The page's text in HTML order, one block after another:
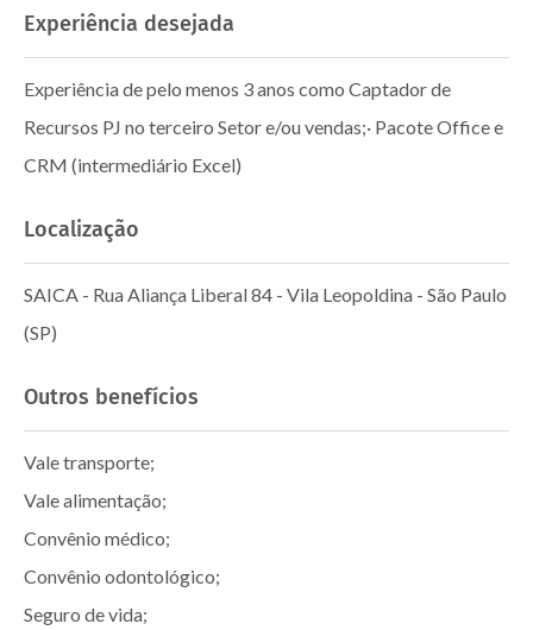
Experiência desejada
Experiência de pelo menos 3 anos como Captador de
Recursos PJ no terceiro Setor e/ou vendas;· Pacote Office e
CRM (intermediário Excel)
Localização
SAICA - Rua Aliança Liberal 84 - Vila Leopoldina - São Paulo
(SP)
Outros benefícios
Vale transporte;
Vale alimentação;
Convênio médico;
Convênio odontológico;
Seguro de vida;